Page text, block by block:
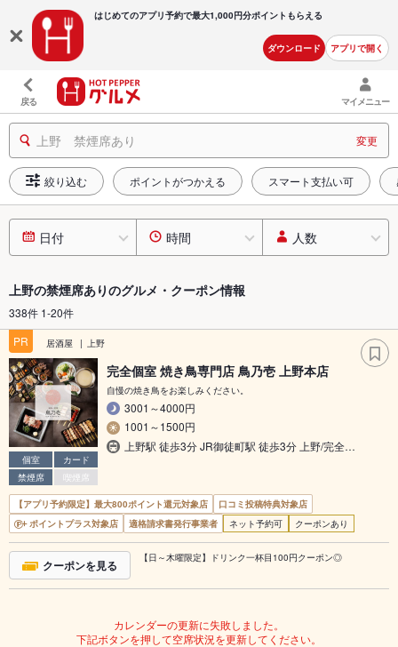
はじめてのアプリ予約で最大1,000円分ポイントもらえる
ダウンロード アプリで開く
戻る マイメニュー
上野 禁煙席あり 変更
絞り込む ポイントがつかえる スマート支払い可
日付 時間 人数
上野の禁煙席ありのグルメ・クーポン情報
338件 1-20件
PR
居酒屋 上野
個室
カード
禁煙席
喫煙席
完全個室 焼き鳥専門店 鳥乃壱 上野本店
自慢の焼き鳥をお楽しみください。
3001～4000円
1001～1500円
上野駅 徒歩3分 JR御徒町駅 徒歩3分 上野/完全…
【アプリ予約限定】最大800ポイント還元対象店
口コミ投稿特典対象店
ポイントプラス対象店
適格請求書発行事業者 ネット予約可 クーポンあり
クーポンを見る 【日～木曜限定】ドリンク一杯目100円クーポン◎
カレンダーの更新に失敗しました。
下記ボタンを押して空席状況を更新してください。